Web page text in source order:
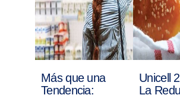
Más que una
Tendencia:
Unicell
La